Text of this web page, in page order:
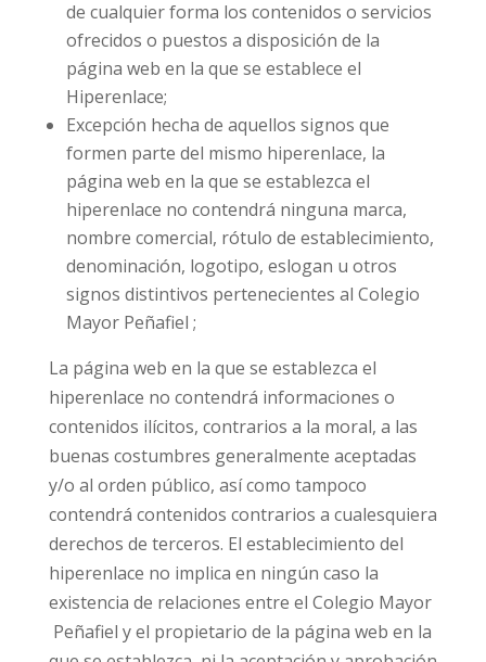
de cualquier forma los contenidos o servicios
ofrecidos o puestos a disposición de la
página web en la que se establece el
Hiperenlace;
Excepción hecha de aquellos signos que
formen parte del mismo hiperenlace, la
página web en la que se establezca el
hiperenlace no contendrá ninguna marca,
nombre comercial, rótulo de establecimiento,
denominación, logotipo, eslogan u otros
signos distintivos pertenecientes al Colegio
Mayor Peñafiel ;
La página web en la que se establezca el
hiperenlace no contendrá informaciones o
contenidos ilícitos, contrarios a la moral, a las
buenas costumbres generalmente aceptadas
y/o al orden público, así como tampoco
contendrá contenidos contrarios a cualesquiera
derechos de terceros. El establecimiento del
hiperenlace no implica en ningún caso la
existencia de relaciones entre el Colegio Mayor
Peñafiel y el propietario de la página web en la